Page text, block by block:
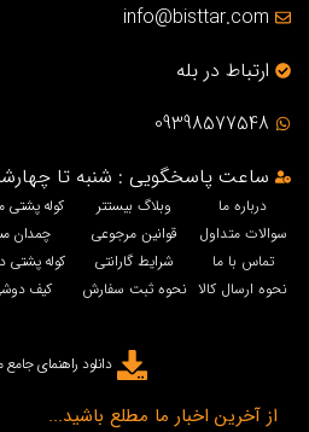
info@bisttar.com
ارتباط در بله
09398577548
ساعت پاسخگویی : شنبه تا چهارشنبه 8:30 تا
درباره ما
سوالات متداول
تماس با ما
نحوه ارسال کالا
وبلاگ بیستتر
قوانین مرجوعی
شرایط گارانتی
نحوه ثبت سفارش
کوله پشتی
چمدان
کوله پشتی
کیف
دانلود راهنمای
از آخرین اخبار ما مطلع باشید...